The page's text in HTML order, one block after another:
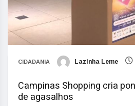
CIDADANIA Lazinha Leme
Campinas Shopping cria
de agasalhos